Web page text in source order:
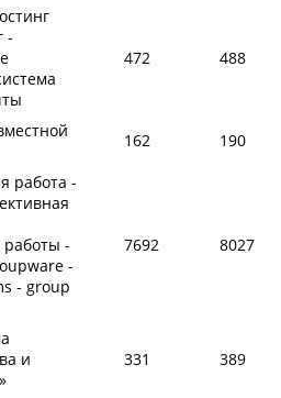
-
472 488
162
190
работа -
работы -
-
- group
7692 8027
и
331 389